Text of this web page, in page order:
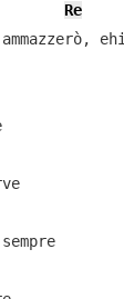
Re
ehi
Con le mani sulla pelle
Dirmi una bugia non serve